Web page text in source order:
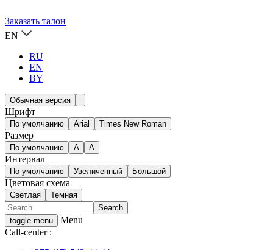
Заказать талон
EN
RU
EN
BY
Обычная версия
Шрифт
По умолчанию Arial Times New Roman
Размер
По умолчанию A A
Интервал
По умолчанию Увеличенный Большой
Цветовая схема
Светлая Темная
toggle menu
Menu
Call-center :